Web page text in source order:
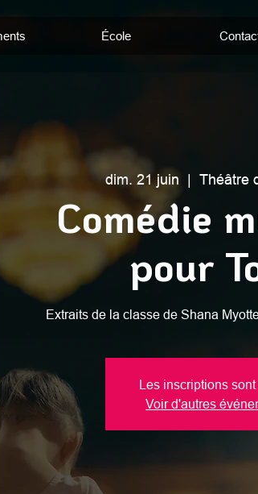
École
dim. 21 juin
  |
Théâtre
Comédie
pour
Extraits de la classe de Shana
Les inscriptions
Voir d'autres